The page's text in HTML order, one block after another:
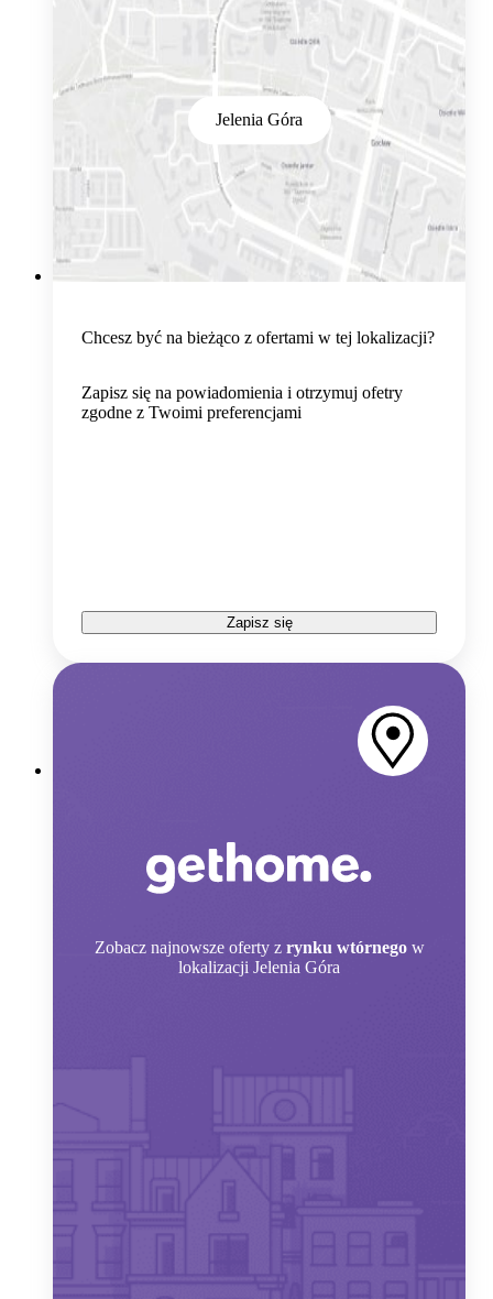
Jelenia Góra
Chcesz być na bieżąco z ofertami w tej lokalizacji?
Zapisz się na powiadomienia i otrzymuj ofetry
zgodne z Twoimi preferencjami
Zapisz się
Zobacz najnowsze oferty z rynku wtórnego w
lokalizacji Jelenia Góra